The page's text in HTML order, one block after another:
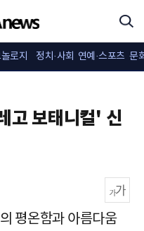
로지 정치·사회 연예·스포츠 문
고 보태니컬' 신
평온함과 아름다움